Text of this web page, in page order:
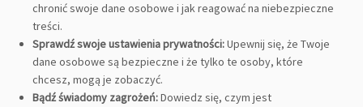
chronić swoje dane osobowe i jak reagować na niebezpieczne
treści.
Sprawdź swoje ustawienia prywatności:Upewnij się, że Twoje
dane osobowe są bezpieczne i że tylko te osoby, które
chcesz, mogą je zobaczyć.
Bądź świadomy zagrożeń:Dowiedz się, czym jest